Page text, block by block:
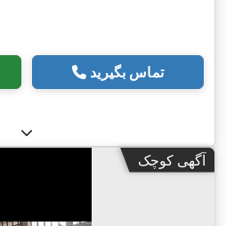
تماس بگیرید
آگهی کوچک